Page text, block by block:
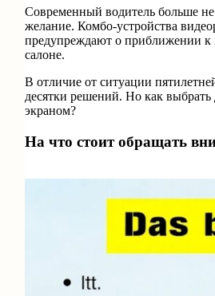
Современный водитель больше не
желание. Комбо-устройства
предупреждают о приближении к
салоне.
В отличие от ситуации
десятки решений. Но как
экраном?
На что стоит обращать